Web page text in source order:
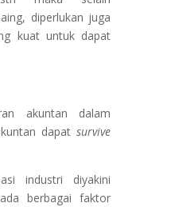
diperlukan juga
kuat untuk dapat
akuntan dalam
dapatsurvive
industri diyakini
berbagai faktor